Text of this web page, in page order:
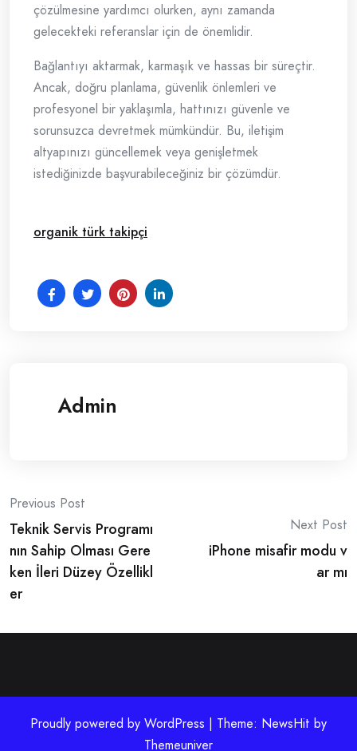
çözülmesine yardımcı olurken, aynı zamanda
gelecekteki referanslar için de önemlidir.
Bağlantıyı aktarmak, karmaşık ve hassas bir süreçtir.
Ancak, doğru planlama, güvenlik önlemleri ve
profesyonel bir yaklaşımla, hattınızı güvenle ve
sorunsuzca devretmek mümkündür. Bu, iletişim
altyapınızı güncellemek veya genişletmek
istediğinizde başvurabileceğiniz bir çözümdür.
organik türk takipçi
Admin
Post
navigation
Previous Post
Teknik Servis Programı
nın Sahip Olması Gere
ken İleri Düzey Özellikl
er
Next Post
iPhone misafir modu v
ar mı
Proudly powered by WordPress | Theme: NewsHit by
Themeuniver